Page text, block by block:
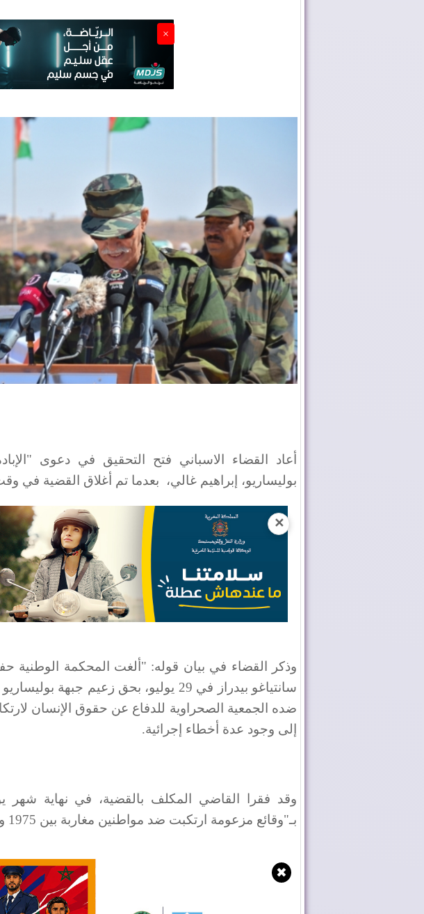
×
أعاد القضاء الاسباني فتح التحقيق في دعوى
بوليساريو، إبراهيم غالي،
بعدما تم أغلاق القضية في
✕
وذكر القضاء في بيان قوله: "ألغت المحكمة الوطنية
سانتياغو بيدراز في 29 يوليو، بحق زعيم
ضده الجمعية الصحراوية للدفاع عن حقوق الإنسان
إلى وجود عدة أخطاء إجرائية.
وقد فقرا القاضي المكلف بالقضية، في نهاية شهر
بـ"وقائع مزعومة ارتكبت ضد مواطنين مغاربة بين 1975 و1990".
✖